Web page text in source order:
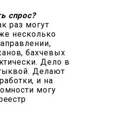
спрос?
раз могут
несколько
бахчевых
Дело в
Делают
и на
могу